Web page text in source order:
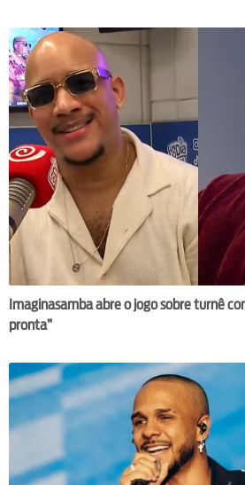
Imaginasamba abre o jogo sobre turnê
pronta”